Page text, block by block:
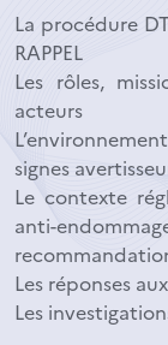
La procédure
RAPPEL
Les rôles,
acteurs
signes
Le contexte
anti-
Les réponses
Les